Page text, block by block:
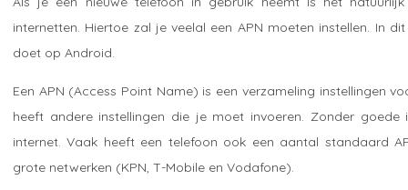
internetten. Hiertoe zal je veelal een APN moeten instellen. In
doet op Android.
Een APN (Access Point Name) is een verzameling instellingen
heeft andere instellingen die je moet invoeren. Zonder goede
internet. Vaak heeft een telefoon ook een aantal standaard
grote netwerken (KPN, T-Mobile en Vodafone).